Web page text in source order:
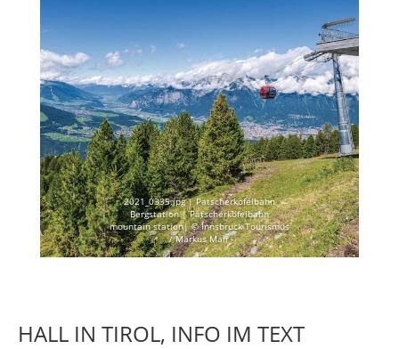
2021_0335.jpg | Patscherkofelbahn
Bergstation | Patscherkofelbahn
mountain station| © Innsbruck Tourismus
/ Markus Mair
HALL IN TIROL, INFO IM TEXT